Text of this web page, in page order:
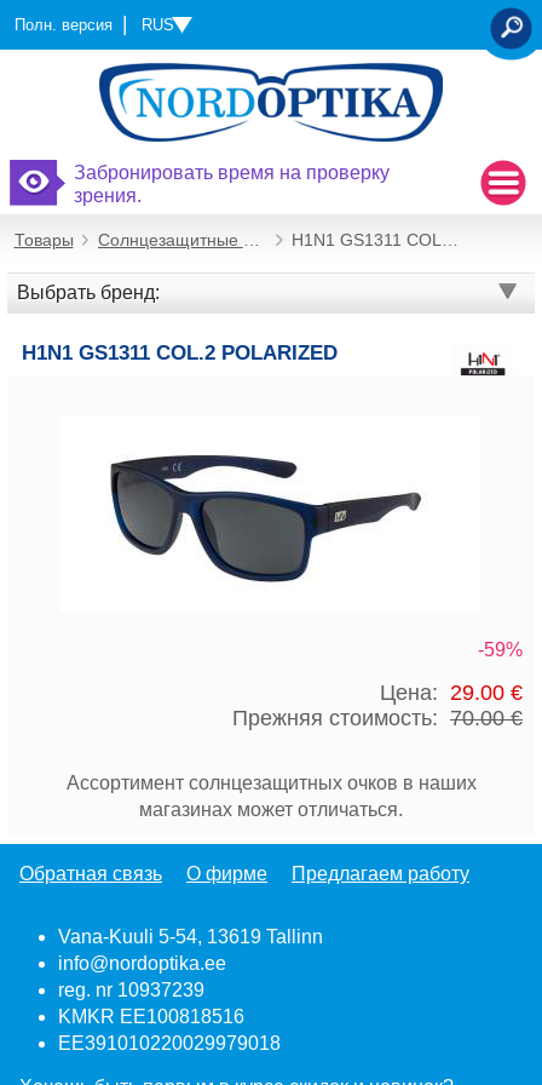
Полн. версия RUS
Забронировать время на проверку
зрения.
Товары Солнцезащитные очки H1N1 GS1311 COL.2 Polarized
Выбрать бренд:
H1N1 GS1311 COL.2 POLARIZED
-59%
Цена: 29.00 €
Прежняя стоимость:70.00 €
Ассортимент солнцезащитных очков в наших
магазинах может отличаться.
Обратная связь О фирме Предлагаем работу
Vana-Kuuli 5-54, 13619 Tallinn
info@nordoptika.ee
reg. nr 10937239
KMKR EE100818516
EE391010220029979018